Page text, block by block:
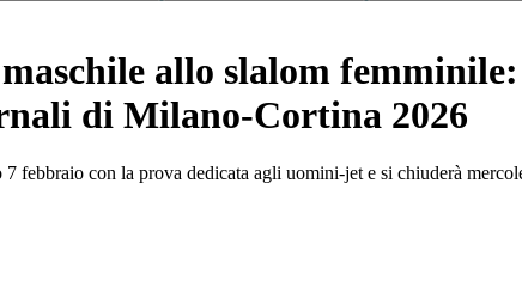
allo slalom
di Milano-Cortina 2026
7 febbraio con la prova dedicata agli uomini-jet e si chiuderà